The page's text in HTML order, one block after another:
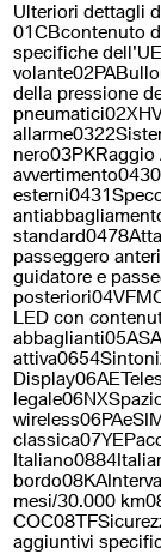
stradali
Sensori di
posteriori
Sistema di
Telecamera per
assistito
Ulteriori dettagli
01CBcontenuto
specifiche
della pressione
passeggero
guidatore e
LED con
mesi/30.000
aggiuntivi